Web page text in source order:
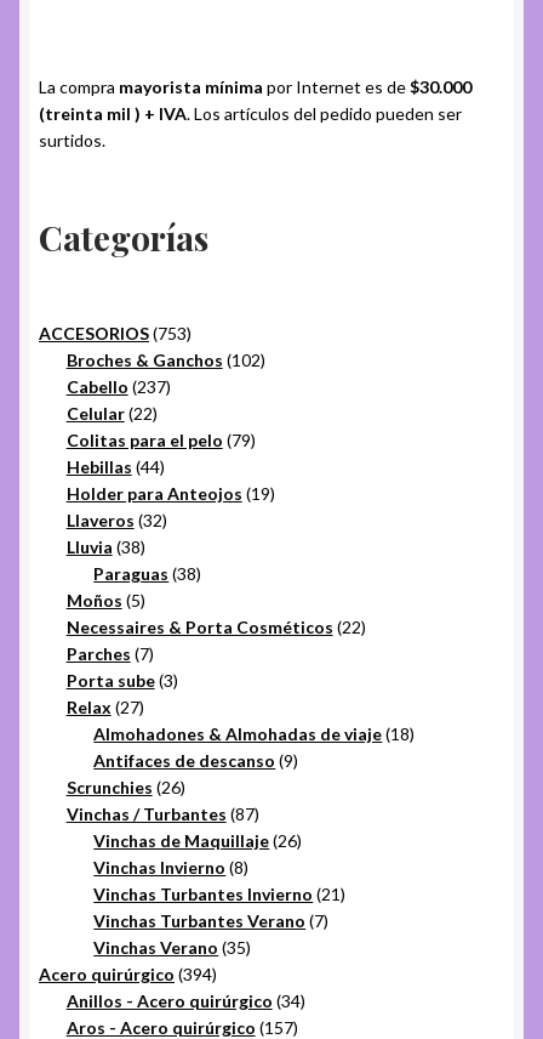
La compra mayorista mínima por Internet es de$30.000
(treinta mil ) + IVA. Los artículos del pedido pueden ser
surtidos.
Categorías
ACCESORIOS 753753
productos
Broches & Ganchos 102102
Cabello 237237
Celular 2222
productos
Colitas para el pelo 7979
Hebillas 4444
productos
Holder para Anteojos 1919
Llaveros 3232
Lluvia 3838
productos
Paraguas 3838
Moños 55
productos
Necessaires & Porta Cosméticos 2222
Parches 77
productos
Porta sube 33
Relax 2727
productos
Almohadones & Almohadas de viaje 1818
Antifaces de descanso 99
Scrunchies 2626
productos
Vinchas / Turbantes 8787
productos
Vinchas de Maquillaje 2626
Vinchas Invierno 88
productos
Vinchas Turbantes Invierno 2121
Vinchas Turbantes Verano 77
Vinchas Verano 3535
Acero quirúrgico 394394
productos
Anillos - Acero quirúrgico 3434
Aros - Acero quirúrgico 157157